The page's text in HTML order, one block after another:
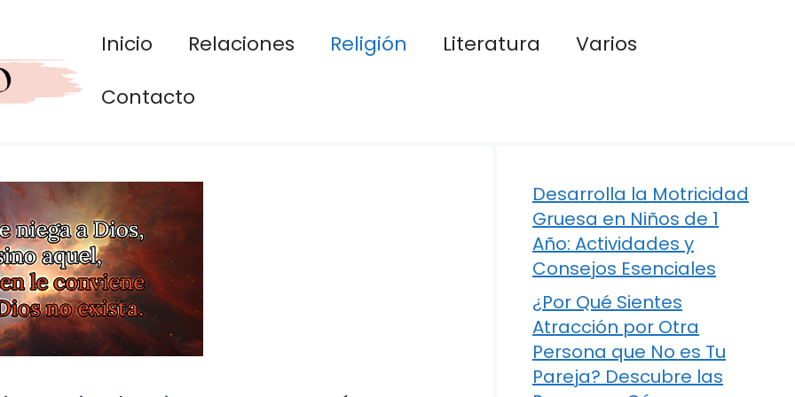
Inicio Relaciones Religión Literatura
Varios
Contacto
Desarrolla la Motricidad
Gruesa en Niños de 1
Año: Actividades y
Consejos Esenciales
¿Por Qué Sientes
Atracción por Otra
Persona que No es Tu
Pareja? Descubre las